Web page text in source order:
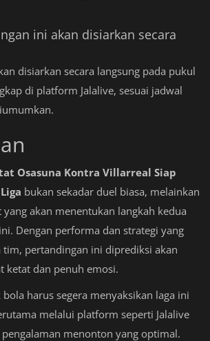
ini akan disiarkan secara
disiarkan secara langsung pada pukul
di platform Jalalive, sesuai jadwal
Osasuna Kontra Villarreal Siap
bukan sekadar duel biasa, melainkan
akan menentukan langkah kedua
Dengan performa dan strategi yang
tim, pertandingan ini diprediksi akan
ketat dan penuh emosi.
bola harus segera menyaksikan laga ini
melalui platform seperti Jalalive
menonton yang optimal.